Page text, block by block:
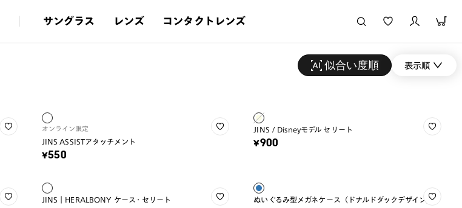
サングラス レンズ コンタクトレンズ
似合い度順 表示順
オンライン限定
JINS ASSISTアタッチメント
¥550
JINS / Disneyモデル セリート
¥900
JINS｜HERALBONY ケース・セリート ぬいぐるみ型メガネケース（ドナルドダックデザイン）